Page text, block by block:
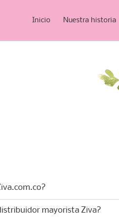
Inicio Nuestra historia
mayorista Ziva?